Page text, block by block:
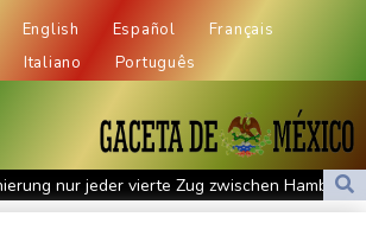
English Español
Français
Italiano
Português
nur jeder vierte Zug zwischen Hamburg